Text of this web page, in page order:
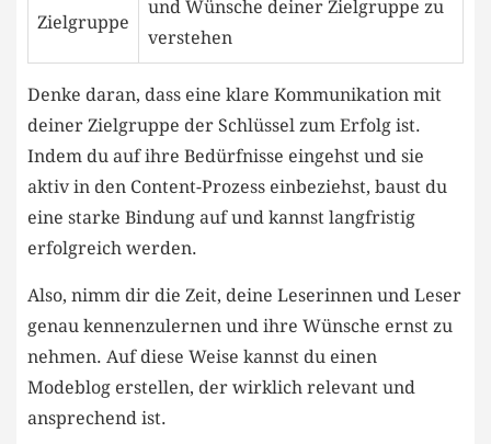
Zielgruppe
und Wünsche deiner Zielgruppe zu
verstehen
Denke daran,‍ dass eine klare Kommunikation ⁣mit
deiner Zielgruppe ⁤der Schlüssel zum Erfolg​ ist.
Indem du auf ihre Bedürfnisse eingehst und sie
aktiv in den Content-Prozess einbeziehst,‍ baust du
eine starke Bindung auf und ‌kannst langfristig
erfolgreich werden.
Also, ‍nimm dir die Zeit, deine Leserinnen und Leser
genau kennenzulernen und ihre Wünsche ernst zu
nehmen. Auf diese Weise kannst du einen
Modeblog erstellen, der‍ wirklich relevant und
ansprechend ist.